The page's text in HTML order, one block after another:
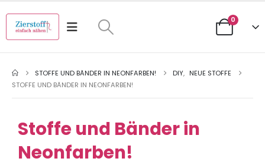
0
STOFFE UND BÄNDER IN NEONFARBEN! DIY, NEUE STOFFE
STOFFE UND BÄNDER IN NEONFARBEN!
Stoffe und Bänder in
Neonfarben!